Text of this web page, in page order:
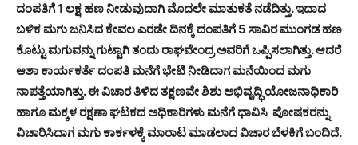
ದಂಪತಿಗೆ 1 ಲಕ್ಷ ಹಣ ನೀಡುವುದಾಗಿ ಮೊದಲೇ ಮಾತುಕತೆ ನಡೆದಿತ್ತು. ಇದಾದ
ಬಳಿಕ ಮಗು ಜನಿಸಿದ ಕೇವಲ ಎರಡೇ ದಿನಕ್ಕೆ ದಂಪತಿಗೆ 5 ಸಾವಿರ ಮುಂಗಡ ಹಣ
ಕೊಟ್ಟು ಮಗುವನ್ನು ಗುಟ್ಟಾಗಿ ತಂದು ರಾಘವೇಂದ್ರ ಅವರಿಗೆ ಒಪ್ಪಿಸಲಾಗಿತ್ತು. ಆದರೆ
ಆಶಾ ಕಾರ್ಯಕರ್ತೆ ದಂಪತಿ ಮನೆಗೆ ಭೇಟಿ ನೀಡಿದಾಗ ಮನೆಯಿಂದ ಮಗು
ನಾಪತ್ತೆಯಾಗಿತ್ತು. ಈ ವಿಚಾರ ತಿಳಿದ ತಕ್ಷಣವೇ ಶಿಶು ಅಭಿವೃದ್ಧಿ ಯೋಜನಾಧಿಕಾರಿ
ಹಾಗೂ ಮಕ್ಕಳ ರಕ್ಷಣಾ ಘಟಕದ ಅಧಿಕಾರಿಗಳು ಮನೆಗೆ ಧಾವಿಸಿ ಪೋಷಕರನ್ನು
ವಿಚಾರಿಸಿದಾಗ ಮಗು ಕಾರ್ಕಳಕ್ಕೆ ಮಾರಾಟ ಮಾಡಲಾದ ವಿಚಾರ ಬೆಳಕಿಗೆ ಬಂದಿದೆ.